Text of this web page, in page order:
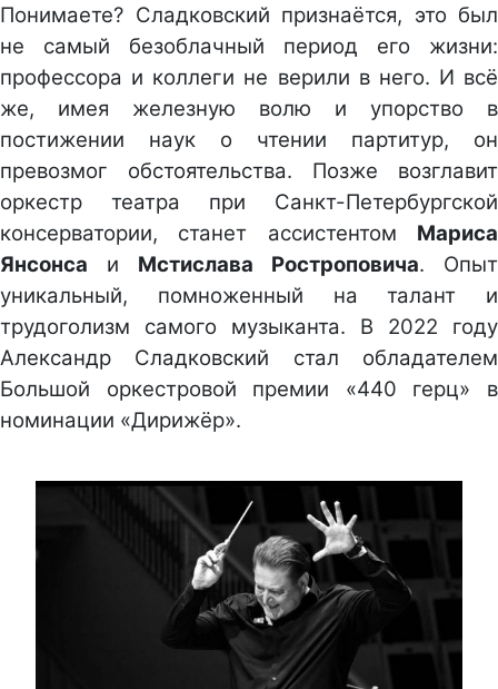
Понимаете? Сладковский признаётся, это был
не самый безоблачный период его жизни:
профессора и коллеги не верили в него. И всё
же, имея железную волю и упорство в
постижении наук о чтении партитур, он
превозмог обстоятельства. Позже возглавит
оркестр театра при Санкт-Петербургской
консерватории, станет ассистентом Мариса
Янсонса и Мстислава Ростроповича. Опыт
уникальный, помноженный на талант и
трудоголизм самого музыканта. В 2022 году
Александр Сладковский стал обладателем
Большой оркестровой премии «440 герц» в
номинации «Дирижёр».